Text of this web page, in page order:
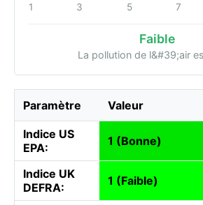
1 3 5 7
Faible
La pollution de l&#39;air
Paramètre Valeur
Indice US
EPA:
1 (Bonne)
Indice UK
DEFRA:
1 (Faible)